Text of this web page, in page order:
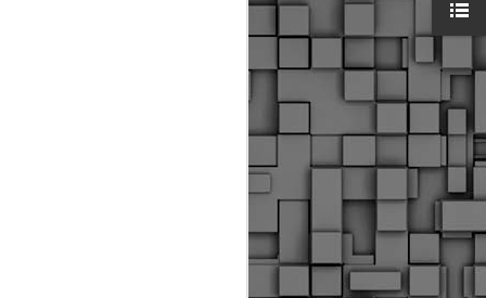
ο Δήμος παρέλαβε τρία
οποία θα χρησιμοποιούνται για
μετακινήσεις των